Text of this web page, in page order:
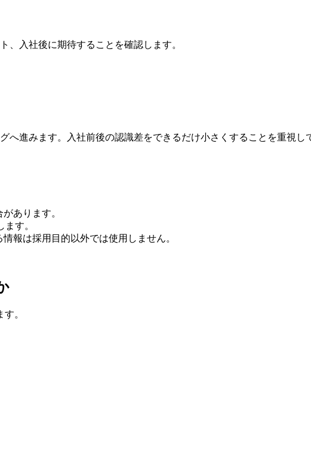
、入社後に期待することを確認します。
へ進みます。入社前後の認識差をできるだけ小さくすることを重視し
あります。
す。
報は採用目的以外では使用しません。
。